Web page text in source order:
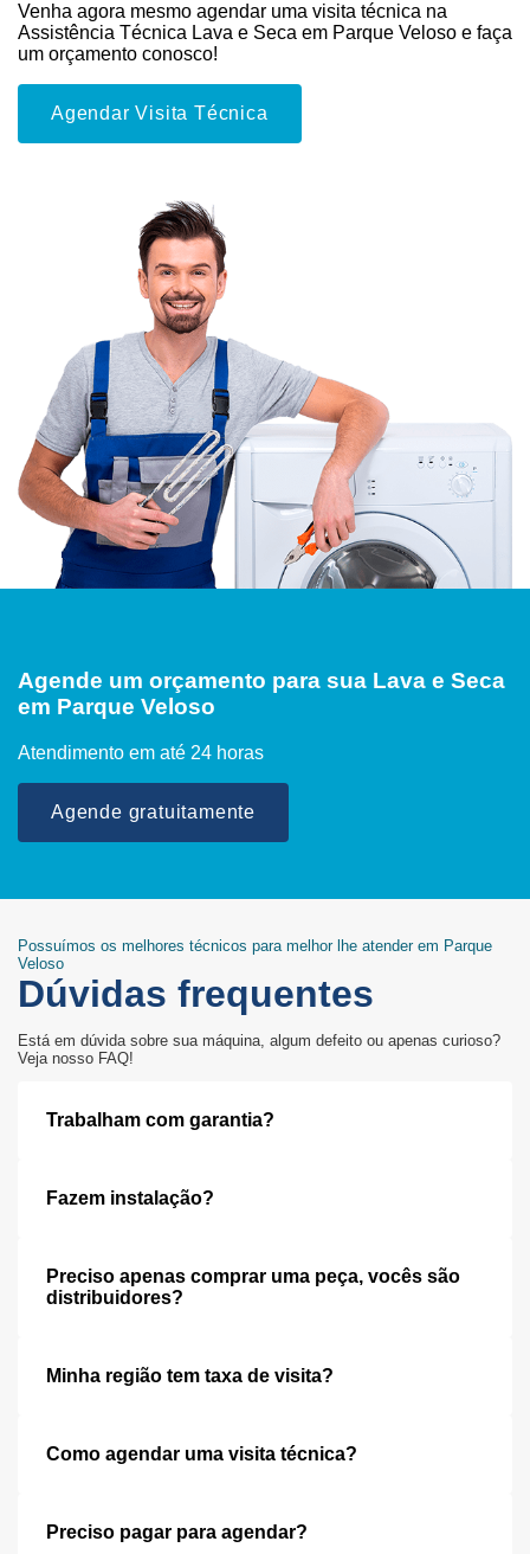
Venha agora mesmo agendar uma visita técnica na
Assistência Técnica Lava e Seca em Parque Veloso e faça
um orçamento conosco!
Agendar Visita Técnica
Agende um orçamento para sua Lava e Seca
em Parque Veloso
Atendimento em até 24 horas
Agende gratuitamente
Possuímos os melhores técnicos para melhor lhe atender em Parque
Veloso
Dúvidas frequentes
Está em dúvida sobre sua máquina, algum defeito ou apenas curioso?
Veja nosso FAQ!
Trabalham com garantia?
Fazem instalação?
Preciso apenas comprar uma peça, vocês são
distribuidores?
Minha região tem taxa de visita?
Como agendar uma visita técnica?
Preciso pagar para agendar?